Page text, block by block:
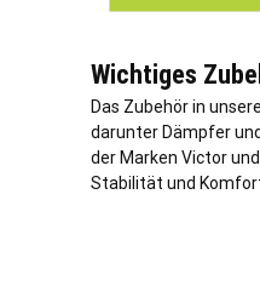
Wichtiges
Das Zubehör in
darunter Dämpfer
der Marken Victor
Stabilität und